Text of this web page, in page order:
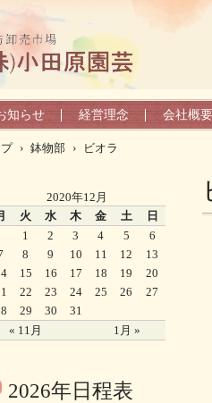
知らせ 経営理念 会社概要
プ › 鉢物部 › ビオラ
2020年12月
火 水 木 金 土 日
« 11月 1月 »
1 2 3 4 5
6
8 9 10 11 12
13
15 16 17 18 19
20
22 23 24 25 26
27
29 30 31
2026年日程表